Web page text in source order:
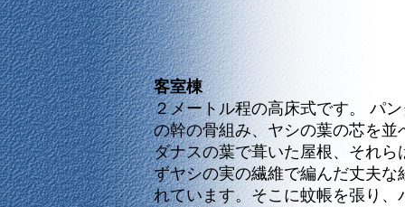
客室棟
２メートル程の高床式です。 パ
の幹の骨組み、ヤシの葉の芯を並
ダナスの葉で葺いた屋根、それら
ずヤシの実の繊維で編んだ丈夫な
れています。そこに蚊帳を張り、